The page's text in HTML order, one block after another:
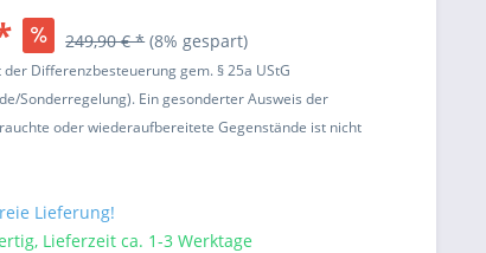
249,90 € * (8% gespart)
Differenzbesteuerung gem. § 25a UStG
Sonderregelung). Ein gesonderter Ausweis der
oder wiederaufbereitete Gegenstände ist nicht
Lieferung!
Lieferzeit ca. 1-3 Werktage